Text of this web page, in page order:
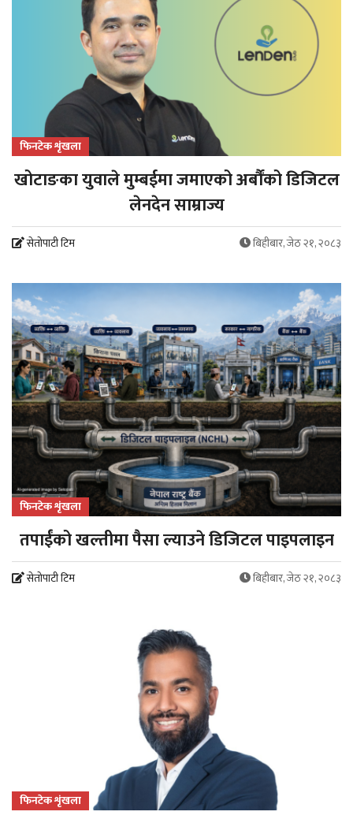
फिनटेक शृंखला
खोटाङका युवाले मुम्बईमा जमाएको अर्बौंको डिजिटल
लेनदेन साम्राज्य
सेतोपाटी टिम बिहीबार, जेठ २१, २०८३
फिनटेक शृंखला
तपाईंको खल्तीमा पैसा ल्याउने डिजिटल पाइपलाइन
सेतोपाटी टिम बिहीबार, जेठ २१, २०८३
फिनटेक शृंखला